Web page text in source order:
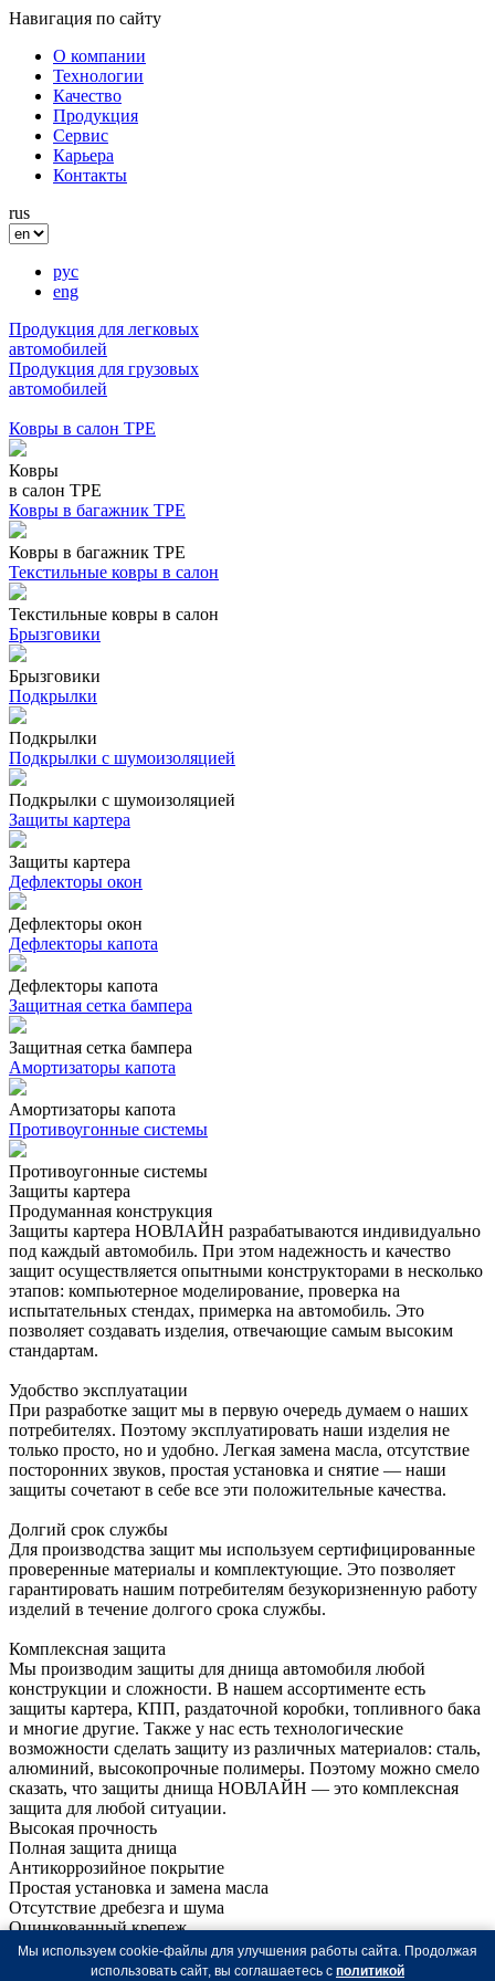
Навигация по сайту
О компании
Технологии
Качество
Продукция
Сервис
Карьера
Контакты
rus
рус
eng
Продукция для легковых
автомобилей
Продукция для грузовых
автомобилей
Ковры в салон ТРЕ
Ковры
в салон ТРE
Ковры в багажник ТРЕ
Ковры в багажник ТРЕ
Текстильные ковры в салон
Текстильные ковры в салон
Брызговики
Брызговики
Подкрылки
Подкрылки
Подкрылки с шумоизоляцией
Подкрылки с шумоизоляцией
Защиты картера
Защиты картера
Дефлекторы окон
Дефлекторы окон
Дефлекторы капота
Дефлекторы капота
Защитная сетка бампера
Защитная сетка бампера
Амортизаторы капота
Амортизаторы капота
Противоугонные системы
Противоугонные системы
Защиты картера
Продуманная конструкция
Защиты картера НОВЛАЙН разрабатываются индивидуально
под каждый автомобиль. При этом надежность и качество
защит осуществляется опытными конструкторами в несколько
этапов: компьютерное моделирование, проверка на
испытательных стендах, примерка на автомобиль. Это
позволяет создавать изделия, отвечающие самым высоким
стандартам.
Удобство эксплуатации
При разработке защит мы в первую очередь думаем о наших
потребителях. Поэтому эксплуатировать наши изделия не
только просто, но и удобно. Легкая замена масла, отсутствие
посторонних звуков, простая установка и снятие — наши
защиты сочетают в себе все эти положительные качества.
Долгий срок службы
Для производства защит мы используем сертифицированные
проверенные материалы и комплектующие. Это позволяет
гарантировать нашим потребителям безукоризненную работу
изделий в течение долгого срока службы.
Комплексная защита
Мы производим защиты для днища автомобиля любой
конструкции и сложности. В нашем ассортименте есть
защиты картера, КПП, раздаточной коробки, топливного бака
и многие другие. Также у нас есть технологические
возможности сделать защиту из различных материалов: сталь,
алюминий, высокопрочные полимеры. Поэтому можно смело
сказать, что защиты днища НОВЛАЙН — это комплексная
защита для любой ситуации.
Высокая прочность
Полная защита днища
Антикоррозийное покрытие
Простая установка и замена масла
Отсутствие дребезга и шума
Оцинкованный крепеж
Наша продукция доступна для заказа только в авторизованном
дилерском центре
Мы используем cookie-файлы для улучшения работы сайта. Продолжая
использовать сайт, вы соглашаетесь с политикой